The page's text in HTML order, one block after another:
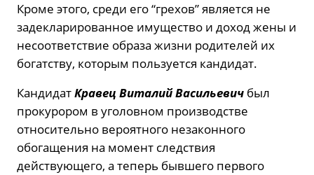
Кроме этого, среди его “грехов” является не
задекларированное имущество и доход жены и
несоответствие образа жизни родителей их
богатству, которым пользуется кандидат.
КандидатКравец Виталий Васильевич был
прокурором в уголовном производстве
относительно вероятного незаконного
обогащения на момент следствия
действующего, а теперь бывшего первого